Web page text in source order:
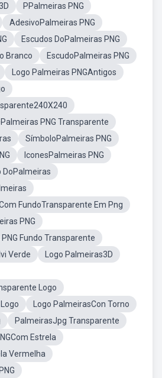
PPalmeiras PNG
AdesivoPalmeiras PNG
Escudos DoPalmeiras PNG
Branco
EscudoPalmeiras PNG
Logo Palmeiras PNGAntigos
PNG Transparente
SímboloPalmeiras PNG
IconesPalmeiras PNG
DoPalmeiras
FundoTransparente Em Png
PNG
Fundo Transparente
Verde
Logo Palmeiras3D
Logo
Logo PalmeirasCon Torno
PalmeirasJpg Transparente
Estrela
Vermelha